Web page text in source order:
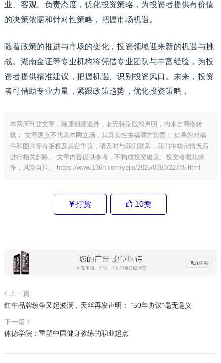
业、客观、负责态度，优化投资策略，为投资者提供有价值
的决策依据和针对性策略，把握市场机遇。
随着政策的推进与市场的变化，投资领域迎来新的机遇与挑
战。湖南金证等专业机构将凭借专业团队与丰富经验，为投
资者提供精准建议，把握机遇、识别投资风口。未来，投资
者可借助专业力量，紧跟政策趋势，优化投资策略，
本网所刊登文章，除原创频道外，若无特别版权声明，均来自网络转
载； 文章观点不代表本网立场，其真实性由稿源方负责； 如果您对稿
件和图片等有版权及其它争议，请及时与我们联系，我们将核实情况后
进行相关删除。 文章内容仅供参考，不构成投资建议。投资者据此操
作，风险自担。
https://www.136n.com/yejie/2025/0303/22785.html
打赏 10赞
上一篇
红牛品牌纷争又起波澜，天丝再发声明： “50年协议”毫无意义
下一篇
体德学院：重塑中国健身教练的职业起点